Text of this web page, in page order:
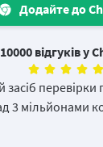
Додайте до
відгуків у
3 мільйонами